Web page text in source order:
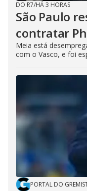
DO R7/HÁ 3 HORAS
São Paulo
contratar
Meia está
com o Vasco, e foi
PORTAL DO